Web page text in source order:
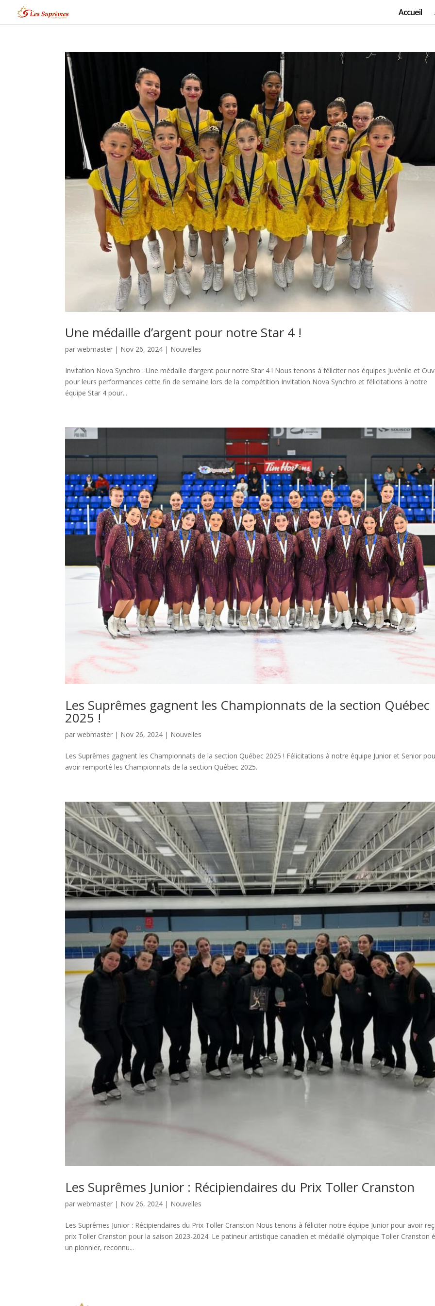
Accueil
Une médaille d’argent pour notre Star 4 !
parwebmaster | Nov 26, 2024 | Nouvelles
Invitation Nova Synchro : Une médaille d’argent pour notre Star 4 ! Nous tenons à féliciter nos équipes Juvénile et
pour leurs performances cette fin de semaine lors de la compétition Invitation Nova Synchro et félicitations à notre
équipe Star 4 pour...
Les Suprêmes gagnent les Championnats de la section Québec
2025 !
parwebmaster | Nov 26, 2024 | Nouvelles
Les Suprêmes gagnent les Championnats de la section Québec 2025 ! Félicitations à notre équipe Junior et Senior
avoir remporté les Championnats de la section Québec 2025.
Les Suprêmes Junior : Récipiendaires du Prix Toller Cranston
parwebmaster | Nov 26, 2024 | Nouvelles
Les Suprêmes Junior : Récipiendaires du Prix Toller Cranston Nous tenons à féliciter notre équipe Junior pour avoir
prix Toller Cranston pour la saison 2023-2024. Le patineur artistique canadien et médaillé olympique Toller Cranston
un pionnier, reconnu...